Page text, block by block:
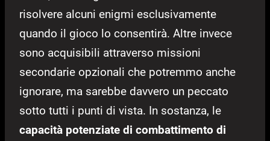
risolvere alcuni enigmi esclusivamente
quando il gioco lo consentirà. Altre invece
sono acquisibili attraverso missioni
secondarie opzionali che potremmo anche
ignorare, ma sarebbe davvero un peccato
sotto tutti i punti di vista. In sostanza, le
capacità potenziate di combattimento di